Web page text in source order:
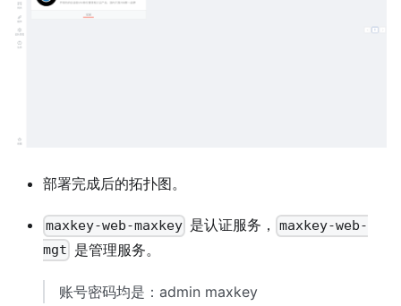
部署完成后的拓扑图。
maxkey-web-maxkey 是认证服务，
maxkey-web-
mgt 是管理服务。
账号密码均是：admin maxkey